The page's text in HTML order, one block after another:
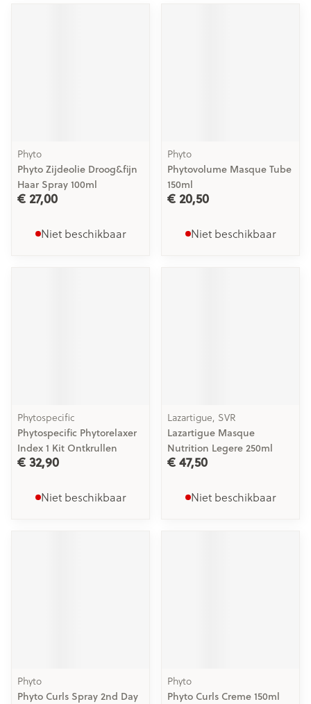
Phyto
Phyto Zijdeolie Droog&fijn
Haar Spray 100ml
€ 27,00
Niet beschikbaar
Phyto
Phytovolume Masque Tube
150ml
€ 20,50
Niet beschikbaar
Phytospecific
Phytospecific Phytorelaxer
Index 1 Kit Ontkrullen
€ 32,90
Niet beschikbaar
Lazartigue, SVR
Lazartigue Masque
Nutrition Legere 250ml
€ 47,50
Niet beschikbaar
Phyto
Phyto Curls Spray 2nd Day
Phyto
Phyto Curls Creme 150ml